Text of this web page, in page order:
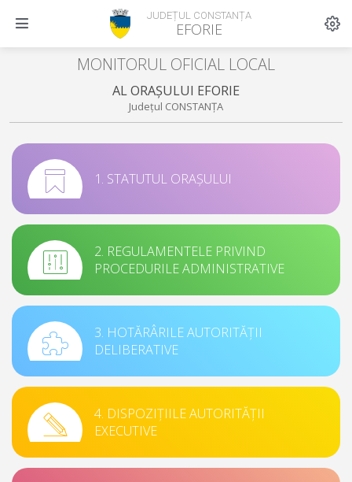
JUDEȚUL CONSTANȚA
EFORIE
MONITORUL OFICIAL LOCAL
AL ORAȘULUI EFORIE
Județul CONSTANȚA
1. STATUTUL ORAȘULUI
2. REGULAMENTELE PRIVIND
PROCEDURILE ADMINISTRATIVE
3. HOTĂRÂRILE AUTORITĂȚII
DELIBERATIVE
4. DISPOZIȚIILE AUTORITĂȚII
EXECUTIVE